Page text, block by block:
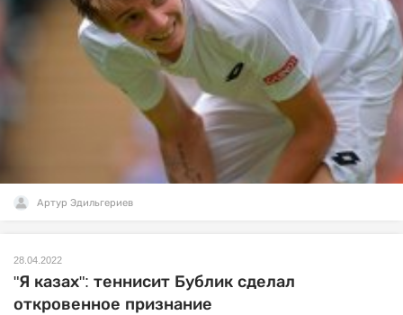
Артур Эдильгериев
28.04.2022
"Я казах": теннисит Бублик сделал
откровенное признание